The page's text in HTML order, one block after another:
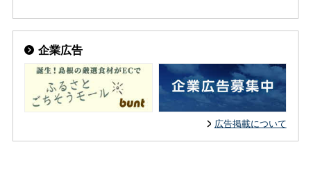
企業広告
広告掲載について